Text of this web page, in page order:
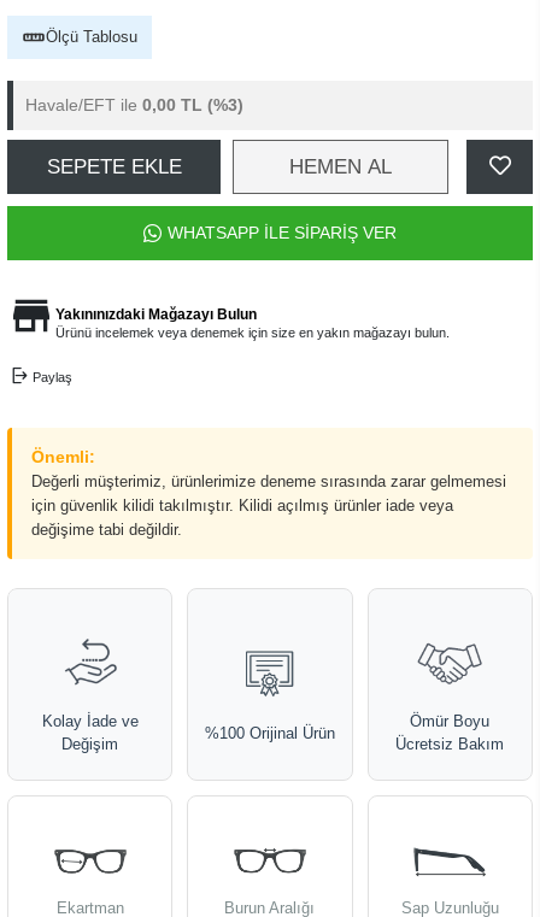
Ölçü Tablosu
Havale/EFT ile 0,00 TL (%3)
SEPETE EKLE HEMEN AL
WHATSAPP İLE SİPARİŞ VER
Yakınınızdaki Mağazayı Bulun
Ürünü incelemek veya denemek için size en yakın mağazayı bulun.
Paylaş
Önemli:
Değerli müşterimiz, ürünlerimize deneme sırasında zarar gelmemesi
için güvenlik kilidi takılmıştır. Kilidi açılmış ürünler iade veya
değişime tabi değildir.
Kolay İade ve
Değişim
%100 Orijinal Ürün
Ömür Boyu
Ücretsiz Bakım
Ekartman Burun Aralığı Sap Uzunluğu